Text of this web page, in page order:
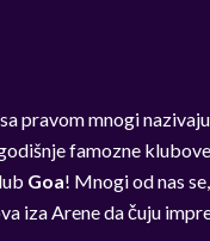
pravom mnogi
famozne
Goa! Mnogi od nas
iza Arene da čuju